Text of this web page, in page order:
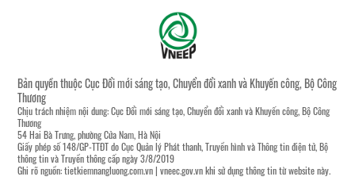
Bản quyền thuộc Cục Đổi mới sáng tạo, Chuyển đổi xanh và Khuyến công, Bộ Công
Thương
Chịu trách nhiệm nội dung: Cục Đổi mới sáng tạo, Chuyển đổi xanh và Khuyến công, Bộ Công
Thương
54 Hai Bà Trưng, phường Cửa Nam, Hà Nội
Giấy phép số 148/GP-TTĐT do Cục Quản lý Phát thanh, Truyền hình và Thông tin điện tử, Bộ
thông tin và Truyền thông cấp ngày 3/8/2019
Ghi rõ nguồn:tietkiemnangluong.com.vn| vneec.gov.vnkhi sử dụng thông tin từ website này.